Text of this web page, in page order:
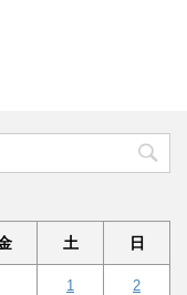
土 日
1 2